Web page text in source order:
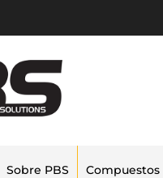
Sobre PBS Compuestos